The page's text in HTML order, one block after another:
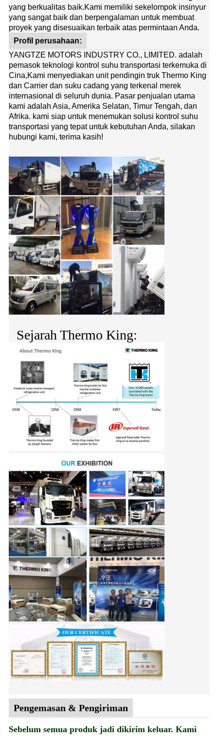
yang berkualitas baik.Kami memiliki sekelompok insinyur
yang sangat baik dan berpengalaman untuk membuat
proyek yang disesuaikan terbaik atas permintaan Anda.
Profil perusahaan:
YANGTZE MOTORS INDUSTRY CO., LIMITED. adalah
pemasok teknologi kontrol suhu transportasi terkemuka di
Cina,Kami menyediakan unit pendingin truk Thermo King
dan Carrier dan suku cadang yang terkenal merek
internasional di seluruh dunia. Pasar penjualan utama
kami adalah Asia, Amerika Selatan, Timur Tengah, dan
Afrika. kami siap untuk menemukan solusi kontrol suhu
transportasi yang tepat untuk kebutuhan Anda, silakan
hubungi kami, terima kasih!
Sejarah Thermo King:
Pengemasan & Pengiriman
Sebelum semua produk jadi dikirim keluar. Kami